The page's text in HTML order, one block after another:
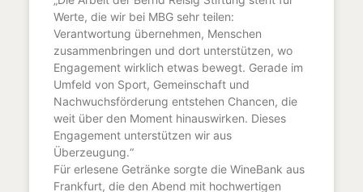
Werte, die wir bei MBG sehr teilen:
Verantwortung übernehmen, Menschen
zusammenbringen und dort unterstützen, wo
Engagement wirklich etwas bewegt. Gerade im
Umfeld von Sport, Gemeinschaft und
Nachwuchsförderung entstehen Chancen, die
weit über den Moment hinauswirken. Dieses
Engagement unterstützen wir aus
Überzeugung.“
Für erlesene Getränke sorgte die WineBank aus
Frankfurt, die den Abend mit hochwertigen